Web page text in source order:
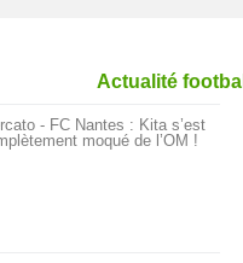
Actualité football
- FC Nantes : Kita s’est
moqué de l’OM !